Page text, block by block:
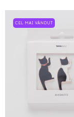
CEL MAI VÂNDUT